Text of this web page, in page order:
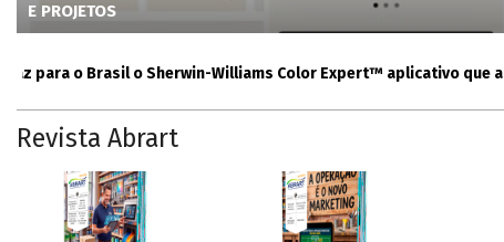
E PROJETOS
o Brasil o Sherwin-Williams Color Expert™ aplicativo que
Revista Abrart